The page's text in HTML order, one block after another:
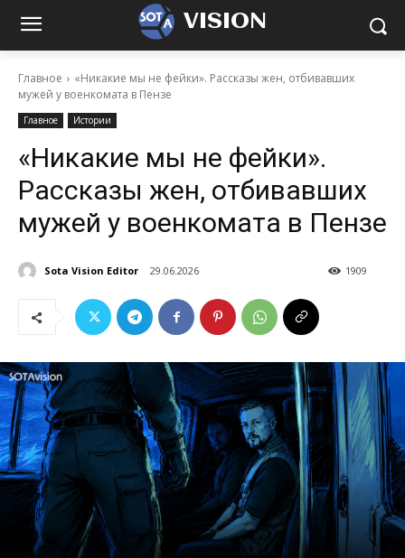
VISION
Главное
«Никакие мы не фейки». Рассказы жен, отбивавших
мужей у военкомата в Пензе
Главное Истории
«Никакие мы не фейки».
Рассказы жен, отбивавших
мужей у военкомата в Пензе
Sota Vision Editor 29.06.2026 1909